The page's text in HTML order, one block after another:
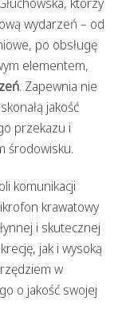
wydarzeń – od
po obsługę
elementem,
. Zapewnia nie
jakość
przekazu i
środowisku.
komunikacji
krawatowy
i skutecznej
jak i wysoką
w
o jakość swojej